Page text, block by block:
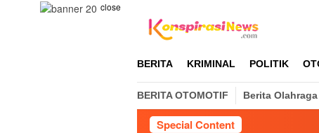
close
BERITA KRIMINAL POLITIK
BERITA OTOMOTIF Berita Olahraga
Special Content